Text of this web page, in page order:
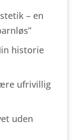
– en
historie
ufrivillig
uden